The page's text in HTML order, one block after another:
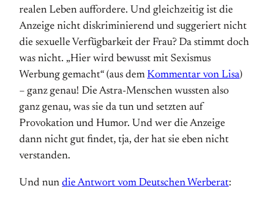
realen Leben auffordere. Und gleichzeitig ist die
Anzeige nicht diskriminierend und suggeriert nicht
die sexuelle Verfügbarkeit der Frau? Da stimmt doch
was nicht. „Hier wird bewusst mit Sexismus
Werbung gemacht“ (aus dem Kommentar von Lisa)
– ganz genau! Die Astra-Menschen wussten also
ganz genau, was sie da tun und setzten auf
Provokation und Humor. Und wer die Anzeige
dann nicht gut findet, tja, der hat sie eben nicht
verstanden.
Und nun die Antwort vom Deutschen Werberat: